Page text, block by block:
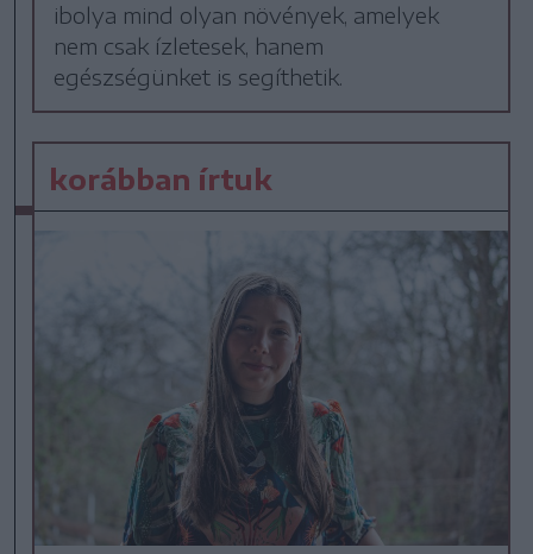
ibolya mind olyan növények, amelyek
nem csak ízletesek, hanem
egészségünket is segíthetik.
korábban írtuk